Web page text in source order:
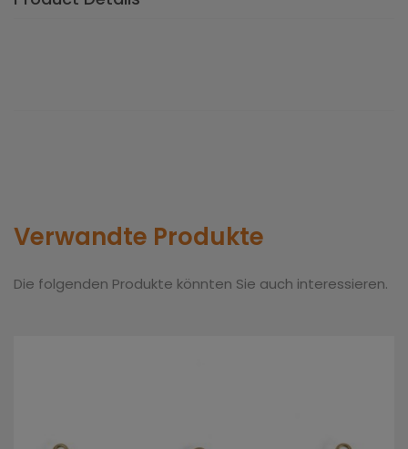
Verwandte Produkte
Die folgenden Produkte könnten Sie auch interessieren.